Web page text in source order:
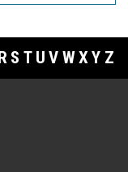
S T U V WXY Z